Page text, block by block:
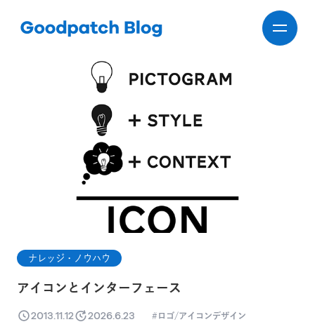
ナレッジ・ノウハウ
アイコンとインターフェース
2013.11.12 2026.6.23 ロゴ/アイコンデザイン